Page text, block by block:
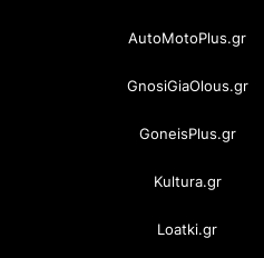
AutoMotoPlus.gr
GnosiGiaOlous.gr
GoneisPlus.gr
Kultura.gr
Loatki.gr